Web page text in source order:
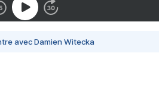
avec Damien Witecka